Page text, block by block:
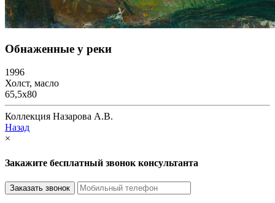
Обнаженные у реки
1996
Холст, масло
65,5х80
Коллекция Назарова А.В.
Назад
×
Закажите бесплатный звонок консультанта